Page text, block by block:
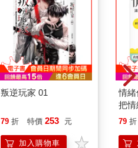
叛逆玩家 01
79 折 特價 253 元
加入購物車
情
把
誰
79 折